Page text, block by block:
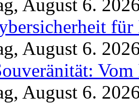
August 6.
für
August 6.
August 6.